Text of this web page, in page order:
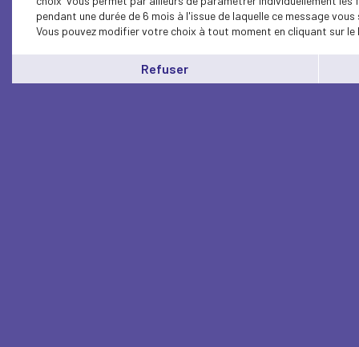
pendant une durée de 6 mois à l'issue de laquelle ce message
Vous pouvez modifier votre choix à tout moment en cliquant sur le
Refuser